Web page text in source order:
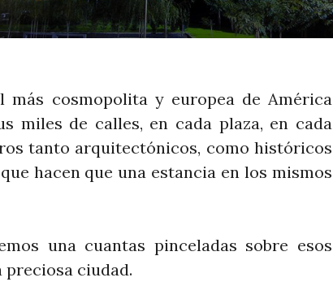
más cosmopolita y europea de América
miles de calles, en cada plaza, en cada
tanto arquitectónicos, como históricos
hacen que una estancia en los mismos
una cuantas pinceladas sobre esos
preciosa ciudad.